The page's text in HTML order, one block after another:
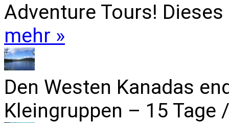
Adventure Tours!
mehr »
Den Westen Kanadas
Kleingruppen – 15 Tage